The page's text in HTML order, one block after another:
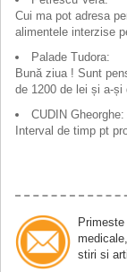
Cui ma pot adresa
alimentele interzise
Palade Tudora:
Bună ziua ! Sunt
de 1200 de lei și a-și
CUDIN Gheorghe:
Interval de timp pt
stiri si